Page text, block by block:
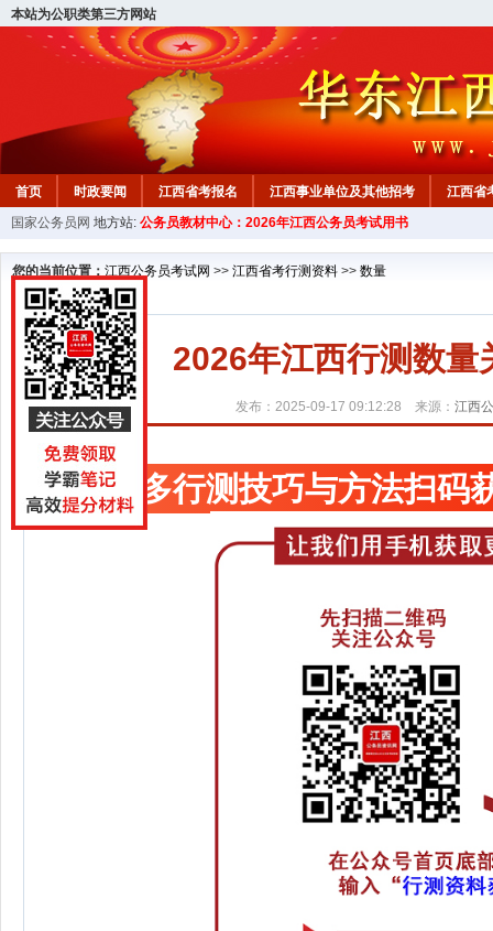
本站为公职类第三方网站
首页 时政要闻 江西省考报名 江西事业单位及其他招考 江西省
教材中心
国家公务员网 地方站: 公务员教材中心：2026年江西公务员考试用书
您的当前位置： 江西公务员考试网 >> 江西省考行测资料 >> 数量
2026年江西行测数量
发布：2025-09-17 09:12:28 来源： 江西
更多行测技巧与方法扫码